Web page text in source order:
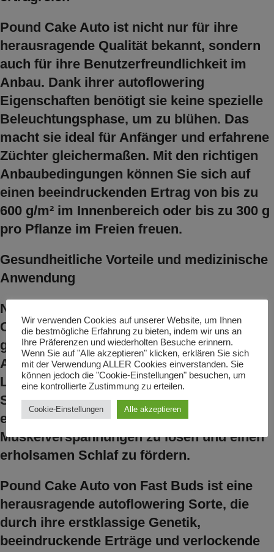
Pound Cake Auto ist nicht nur für ihre
herausragende Qualität bekannt, sondern
auch für ihre Benutzerfreundlichkeit im
Anbau. Dank ihrer autoflowering
Eigenschaften benötigt sie keine spezielle
Beleuchtungsphase, um zu blühen. Das
macht sie ideal für Anfänger und erfahrene
Züchter gleichermaßen. Mit den richtigen
Anbaubedingungen können Sie sich auf
einen beeindruckenden Ertrag von bis zu
600 g/m² im Innenbereich oder bis zu 300 g
pro Pflanze im Freien freuen.
Gesundheitliche Vorteile und medizinische
Anwendung
Neben dem Freizeitgebrauch ist Pound
Cake Auto auch für ihre potenziellen
gesundheitlichen Vorteile geschätzt. Viele
Anwender berichten von einer wirksamen
Linderung bei chronischen Schmerzen,
Schlaflosigkeit und Angstzuständen. Die
entspannende Wirkung kann auch helfen,
Muskelverspannungen zu lösen und einen
erholsamen Schlaf zu fördern.
Pound Cake Auto von Fast Buds ist eine
herausragende autoflowering Sorte, die
durch ihre erstklassige Genetik,
beeindruckende Erträge und verlockende
Wir verwenden Cookies auf unserer Website, um Ihnen
die bestmögliche Erfahrung zu bieten, indem wir uns an
Ihre Präferenzen und wiederholten Besuche erinnern.
Wenn Sie auf "Alle akzeptieren" klicken, erklären Sie sich
mit der Verwendung ALLER Cookies einverstanden. Sie
können jedoch die "Cookie-Einstellungen" besuchen, um
eine kontrollierte Zustimmung zu erteilen.
Cookie-Einstellungen Alle akzeptieren